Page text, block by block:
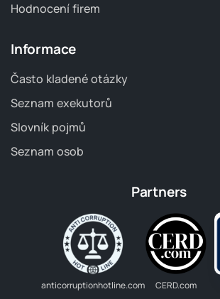
Hodnocení firem
Informace
Často kladené otázky
Seznam exekutorů
Slovník pojmů
Seznam osob
Partners
anticorruptionhotline.com CERD.com